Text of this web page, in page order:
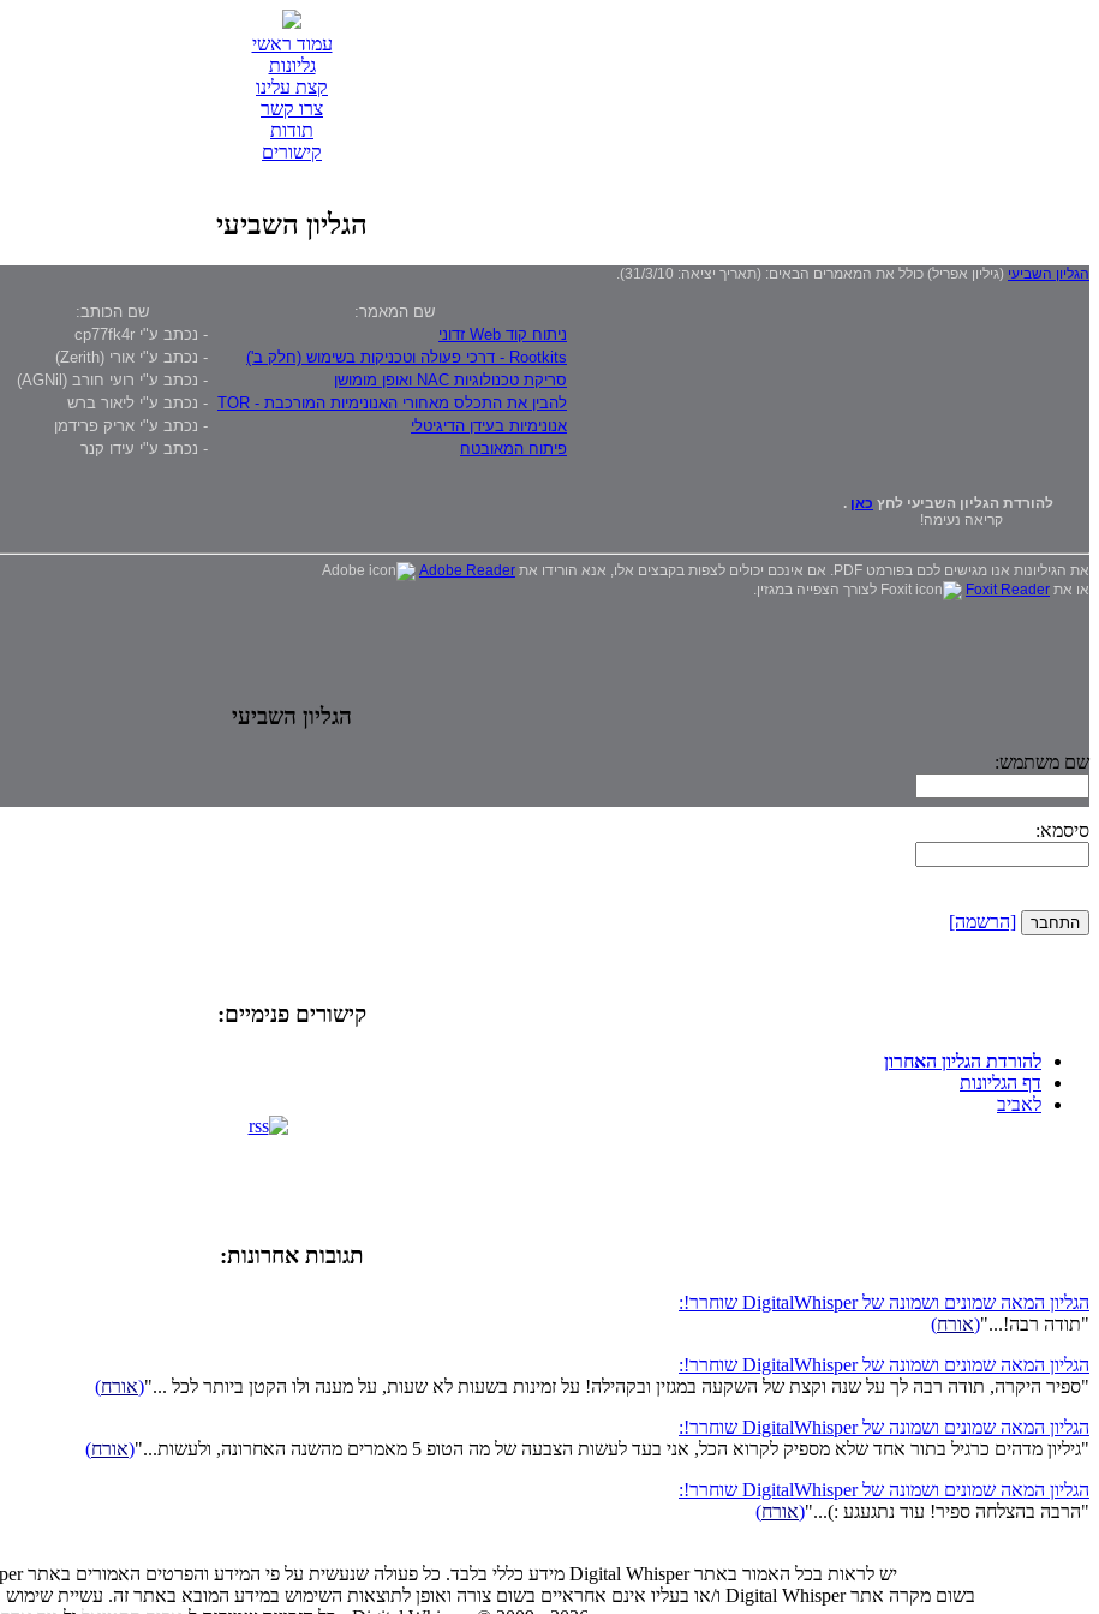
עמוד ראשי
גליונות
קצת עלינו
צרו קשר
תודות
קישורים
הגליון השביעי
הגליון השביעי (גיליון אפריל) כולל את המאמרים הבאים: (תאריך יציאה: 31/3/10).
שם המאמר:
שם הכותב:
ניתוח קוד Web זדוני
- נכתב ע"י cp77fk4r
Rootkits - דרכי פעולה וטכניקות בשימוש (חלק ב')
- נכתב ע"י אורי (Zerith)
סריקת טכנולוגיות NAC ואופן מומושן
- נכתב ע"י רועי חורב (AGNil)
להבין את התכלס מאחורי האנונימיות המורכבת - TOR
- נכתב ע"י ליאור ברש
אנונימיות בעידן הדיגיטלי
- נכתב ע"י אריק פרידמן
פיתוח המאובטח
- נכתב ע"י עידו קנר
להורדת הגליון השביעי לחץ כאן .
קריאה נעימה!
את הגיליונות אנו מגישים לכם בפורמט PDF. אם אינכם יכולים לצפות בקבצים אלו, אנא הורידו את
Adobe Reader
או את Foxit Reader לצורך הצפייה במגזין.
הגליון השביעי
שם משתמש:
סיסמא:
[הרשמה]
קישורים פנימיים:
להורדת הגליון האחרון
דף הגליונות
לאביב
תגובות אחרונות:
הגליון המאה שמונים ושמונה של DigitalWhisper שוחרר!:
"תודה רבה!..."(אורח)
הגליון המאה שמונים ושמונה של DigitalWhisper שוחרר!:
"ספיר היקרה, תודה רבה לך על שנה וקצת של השקעה במגזין ובקהילה! על זמינות בשעות לא שעות, על מענה ולו הקטן ביותר לכל ..."(אורח)
הגליון המאה שמונים ושמונה של DigitalWhisper שוחרר!:
"גיליון מדהים כרגיל בתור אחד שלא מספיק לקרוא הכל, אני בעד לעשות הצבעה של מה הטופ 5 מאמרים מהשנה האחרונה, ולעשות..."
(אורח)
הגליון המאה שמונים ושמונה של DigitalWhisper שוחרר!:
"הרבה בהצלחה ספיר! עוד נתגעגע :)..."(אורח)
יש לראות בכל האמור באתר Digital Whisper מידע כללי בלבד. כל פעולה שנעשית על פי המידע והפרטים האמורים באתר Digital Whisper הינה על אחריות הגולש בלבד.
בשום מקרה אתר Digital Whisper ו/או בעליו אינם אחראיים בשום צורה ואופן לתוצאות השימוש במידע המובא באתר זה. עשיית שימוש במידע המובא באתר הינה על אחריותו של הגולש בלבד.